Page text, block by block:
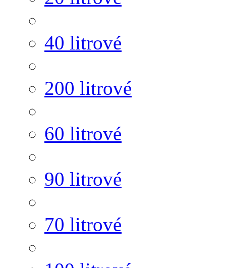
40 litrové
200 litrové
60 litrové
90 litrové
70 litrové